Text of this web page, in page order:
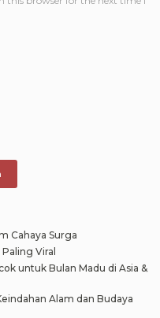
Cahaya Surga
Viral
untuk Bulan Madu di Asia &
Alam dan Budaya